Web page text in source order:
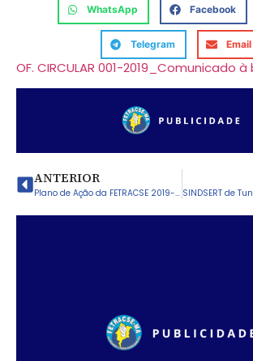
WhatsApp Facebook
Telegram Email
OF. CIRCULAR 001-2019_Comunicado
ANTERIOR
Plano de Ação da FETRACSE 2019-2020